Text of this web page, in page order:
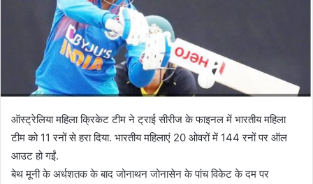
ऑस्ट्रेलिया महिला क्रिकेट टीम ने ट्राई सीरीज के फाइनल में भारतीय महिला
टीम को 11 रनों से हरा दिया. भारतीय महिलाएं 20 ओवरों में 144 रनों पर ऑल
आउट हो गईं.
बेथ मूनी के अर्धशतक के बाद जोनाथन जोनासेन के पांच विकेट के दम पर